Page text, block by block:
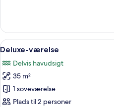
suite
Indlæs
alle
billeder
af
Deluxe-
værelse
7
Deluxe-værelse
Delvis havudsigt
35 m²
1 soveværelse
Plads til 2 personer